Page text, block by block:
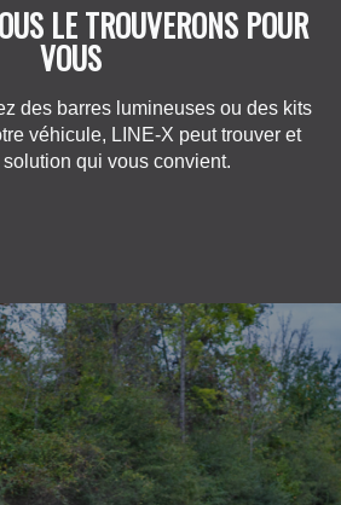
LE TROUVERONS POUR
VOUS
des barres lumineuses ou des kits
véhicule, LINE-X peut trouver et
qui vous convient.